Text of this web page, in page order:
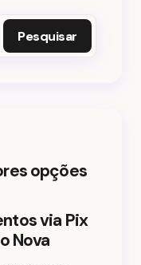
Pesquisar
opções
via Pix
Nova